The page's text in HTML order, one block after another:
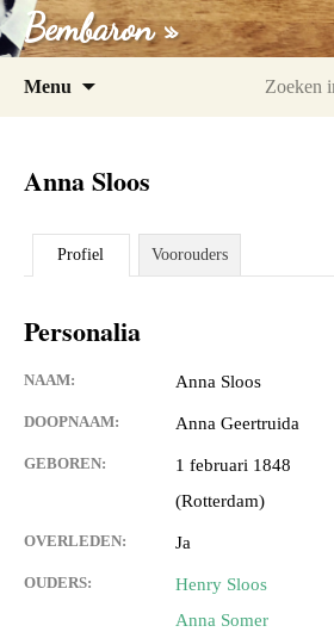
Bembaron »
Menu
Anna Sloos
Profiel Voorouders
Personalia
NAAM: Anna Sloos
DOOPNAAM: Anna Geertruida
GEBOREN:
1 februari 1848
(Rotterdam)
OVERLEDEN: Ja
OUDERS:
Henry Sloos
Anna Somer